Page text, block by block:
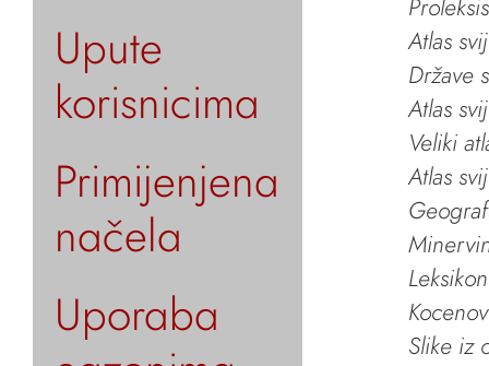
Upute
korisnicima
Primijenjena
načela
Uporaba
Atlas
Države
Atlas
Veliki
Atlas
Slike iz